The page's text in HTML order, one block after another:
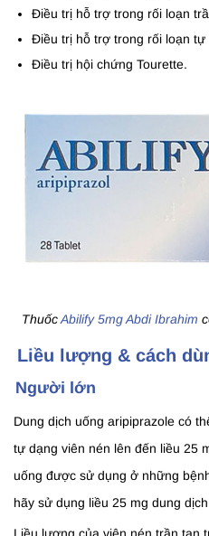
Điều trị hỗ trợ trong rối loạn
Điều trị hỗ trợ trong rối loạn tự
Điều trị hội chứng Tourette.
ThuốcAbilify 5mg Abdi Ibrahim
Liều lượng & cách
Người lớn
Dung dịch uống aripiprazole có
tự dạng viên nén lên đến liều 25
uống được sử dụng ở những
hãy sử dụng liều 25 mg dung